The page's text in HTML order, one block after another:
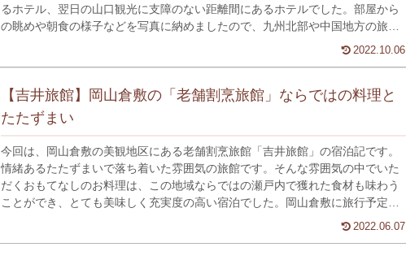
るホテル、翌日の山口観光に支障のない距離間にあるホテルでした。部屋から
の眺めや朝食の様子などを写真に納めましたので、九州北部や中国地方の旅行
2022.10.06
【吉井旅館】岡山倉敷の「老舗割烹旅館」ならではの料理と
たたずまい
今回は、岡山倉敷の美観地区にある老舗割烹旅館「吉井旅館」の宿泊記です。
情緒あるたたずまいで落ち着いた雰囲気の旅館です。そんな雰囲気の中でいた
だくおもてなしのお料理は、この地域ならではの瀬戸内で獲れた食材も味わう
ことができ、とても美味しく充実度の高い宿泊でした。岡山倉敷に旅行予定の
2022.06.07